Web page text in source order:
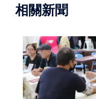
相關新聞